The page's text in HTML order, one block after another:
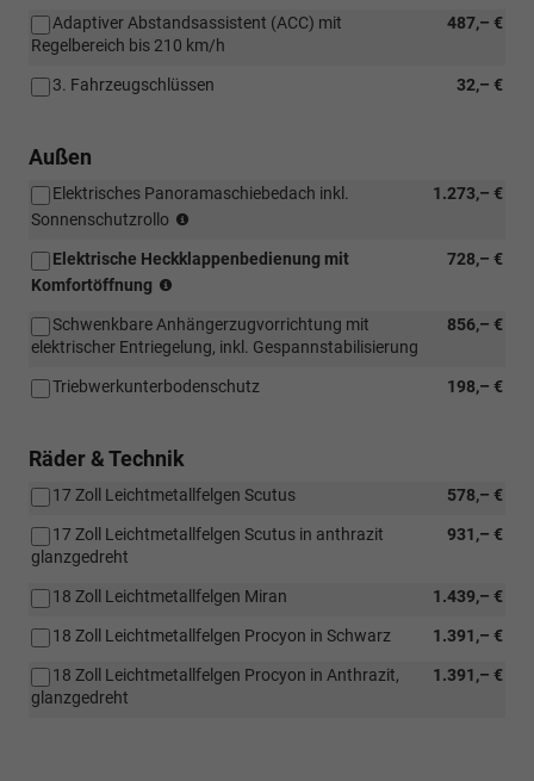
[PL4]
Plus)
Verbindung
Schwenkbare
487,– €
Adaptiver Abstandsassistent (ACC) mit
Regelbereich bis 210 km/h
32,– €
3. Fahrzeugschlüssen
Außen
1.273,– €
Elektrisches Panoramaschiebedach inkl.
Sonnenschutzrollo
Verbindung
LED-
Paket
[P5I]
728,– €
Elektrische Heckklappenbedienung mit
Komfortöffnung
Verbindung
mit
Kessy
Kessy
mit
Diebstahlwarnanlage
)
856,– €
Schwenkbare Anhängerzugvorrichtung mit
elektrischer Entriegelung, inkl. Gespannstabilisierung
198,– €
Triebwerkunterbodenschutz
Räder & Technik
578,– €
17 Zoll Leichtmetallfelgen Scutus
931,– €
17 Zoll Leichtmetallfelgen Scutus in anthrazit
glanzgedreht
1.439,– €
18 Zoll Leichtmetallfelgen Miran
1.391,– €
18 Zoll Leichtmetallfelgen Procyon in Schwarz
1.391,– €
18 Zoll Leichtmetallfelgen Procyon in Anthrazit,
glanzgedreht